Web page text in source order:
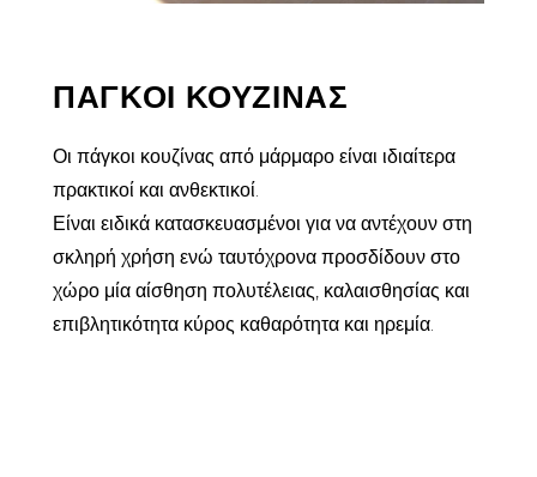
ΠΑΓΚΟΙ ΚΟΥΖΙΝΑΣ
Οι πάγκοι κουζίνας από μάρμαρο είναι ιδιαίτερα
πρακτικοί και ανθεκτικοί.
Είναι ειδικά κατασκευασμένοι για να αντέχουν στη
σκληρή χρήση ενώ ταυτόχρονα προσδίδουν στο
χώρο μία αίσθηση πολυτέλειας, καλαισθησίας και
επιβλητικότητα κύρος καθαρότητα και ηρεμία.